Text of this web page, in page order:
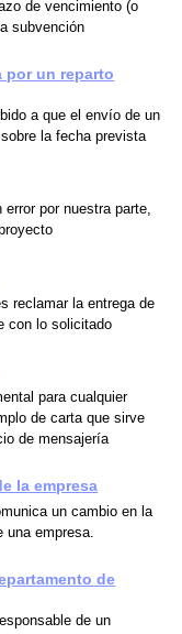
de vencimiento (o
subvención
por un reparto
a que el envío de un
la fecha prevista
error por nuestra parte,
reclamar la entrega de
con lo solicitado
para cualquier
de carta que sirve
de mensajería
la empresa
un cambio en la
empresa.
de
de un